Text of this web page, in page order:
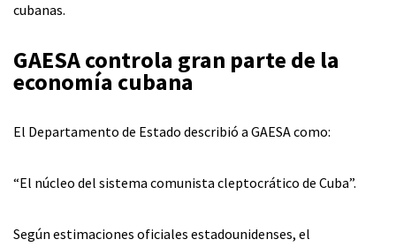
cubanas.
GAESA controla gran parte de la
economía cubana
El Departamento de Estado describió a GAESA como:
“El núcleo del sistema comunista cleptocrático de Cuba”.
Según estimaciones oficiales estadounidenses, el